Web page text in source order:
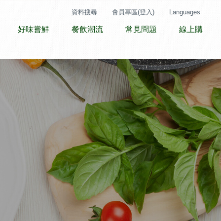
好味嘗鮮 餐飲潮流 常見問題 線上購
資料搜尋 會員專區(登入) Languages